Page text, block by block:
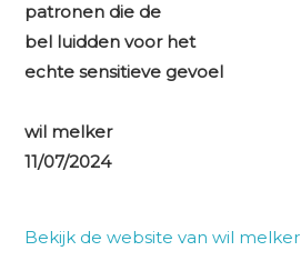
patronen die de
bel luidden voor het
echte sensitieve gevoel
wil melker
11/07/2024
Bekijk de website van wil melker